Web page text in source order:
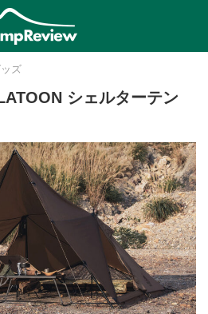
ズ
シェルターテン